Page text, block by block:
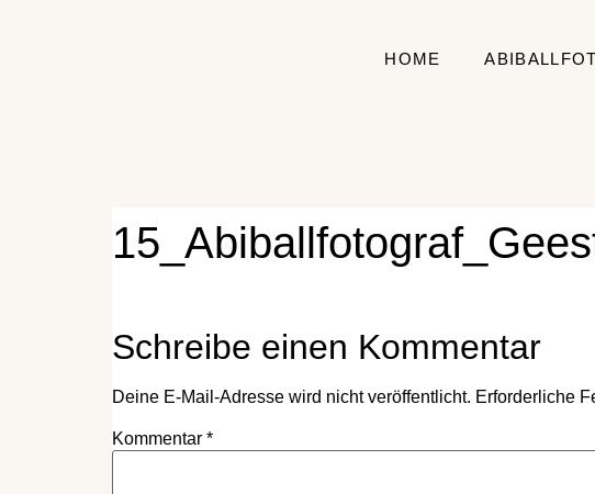
HOME
Schreibe einen Kommentar
Deine E-Mail-Adresse wird nicht veröffentlicht. Erforderliche
Kommentar *